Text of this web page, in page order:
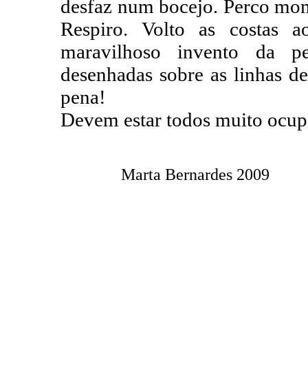
desfaz num bocejo. Perco
Respiro. Volto as costas
maravilhoso invento da
desenhadas sobre as linhas
pena!
Devem estar todos muito
Marta Bernardes 2009